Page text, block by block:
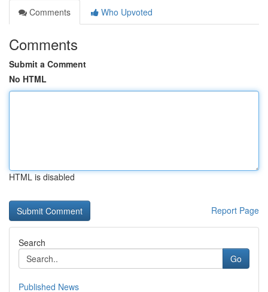
Comments
Who Upvoted
Comments
Submit a Comment
No HTML
HTML is disabled
Report Page
Search
Go
Published News